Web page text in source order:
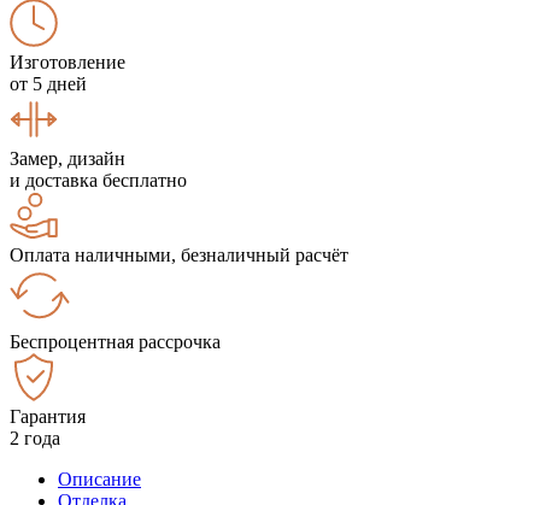
Изготовление
от 5 дней
Замер, дизайн
и доставка бесплатно
Оплата наличными, безналичный расчёт
Беспроцентная рассрочка
Гарантия
2 года
Описание
Отделка